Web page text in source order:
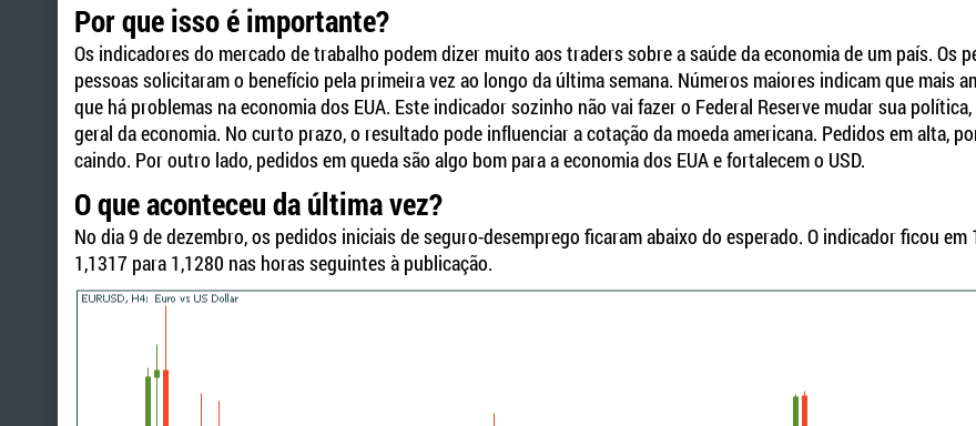
Por que isso é importante?
Os indicadores do mercado de trabalho podem dizer muito aos traders sobre a saúde da economia de um país.
pessoas solicitaram o benefício pela primeira vez ao longo da última semana. Números maiores indicam que mais
que há problemas na economia dos EUA. Este indicador sozinho não vai fazer o Federal Reserve mudar sua
geral da economia. No curto prazo, o resultado pode influenciar a cotação da moeda americana. Pedidos em alta,
caindo. Por outro lado, pedidos em queda são algo bom para a economia dos EUA e fortalecem o USD.
O que aconteceu da última vez?
No dia 9 de dezembro, os pedidos iniciais de seguro-desemprego ficaram abaixo do esperado. O indicador ficou
1,1317 para 1,1280 nas horas seguintes à publicação.